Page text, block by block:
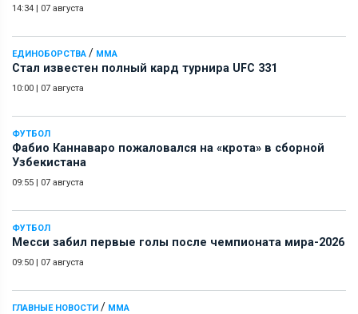
14:34 | 07 августа
ЕДИНОБОРСТВА / ММА
Стал известен полный кард турнира UFC 331
10:00 | 07 августа
ФУТБОЛ
Фабио Каннаваро пожаловался на «крота» в сборной
Узбекистана
09:55 | 07 августа
ФУТБОЛ
Месси забил первые голы после чемпионата мира-2026
09:50 | 07 августа
ГЛАВНЫЕ НОВОСТИ / ММА